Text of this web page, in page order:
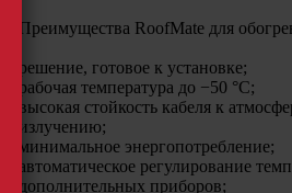
Преимущества RoofMate для
решение, готовое к установке;
рабочая температура до −50 °C;
высокая стойкость кабеля к
излучению;
минимальное энергопотребление;
автоматическое регулирование
дополнительных приборов;